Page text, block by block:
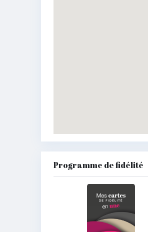
Programme de fidélité